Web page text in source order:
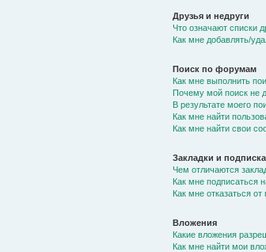
Друзья и недруги
Что означают списки
Как мне добавлять/
Поиск по форумам
Как мне выполнить
Почему мой поиск не
В результате моего
Как мне найти
Как мне найти свои
Закладки и
Чем отличаются
Как мне подписаться
Как мне отказаться от
Вложения
Какие вложения
Как мне найти мои